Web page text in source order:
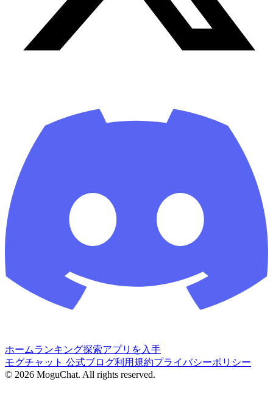
ホームランキング探索アプリを入手
モグチャット 公式ブログ利用規約プライバシーポリシー
© 2026 MoguChat. All rights reserved.